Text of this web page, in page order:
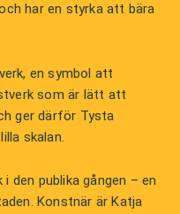
har en styrka att bära
en symbol att
som är lätt att
ger därför Tysta
skalan.
den publika gången – en
Konstnär är Katja